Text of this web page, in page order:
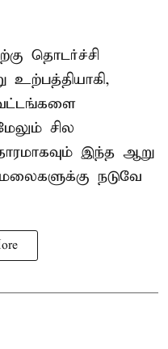
தொடர்ச்சி
உற்பத்தியாகி,
சில
இந்த ஆறு
நடுவே